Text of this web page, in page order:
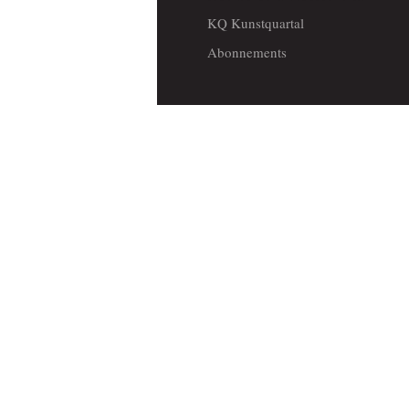
KQ Kunstquartal
Abonnements